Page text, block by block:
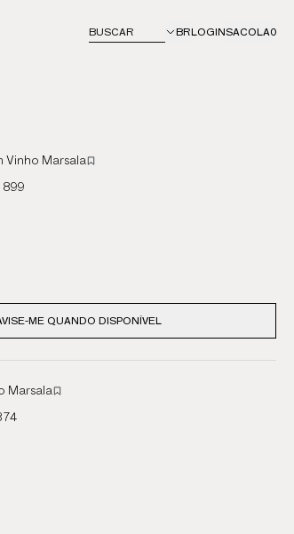
BUSCAR BRLOGINSACOLA0
Vinho Marsala
899
ME QUANDO DISPONÍVEL
Marsala